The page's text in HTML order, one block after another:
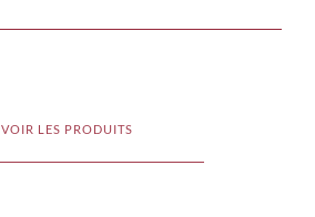
VOIR LES PRODUITS